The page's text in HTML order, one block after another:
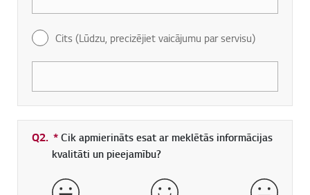
Cits (Lūdzu, precizējiet vaicājumu par servisu)
Q2. *Obligāti aizpildāms lauks
Cik apmierināts esat ar meklētās informācijas
kvalitāti un pieejamību?
ļoti labi labs normāls